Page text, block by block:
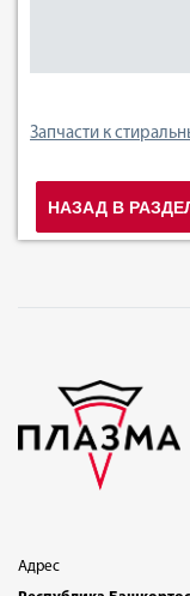
Запчасти к
НАЗАД В
Адрес